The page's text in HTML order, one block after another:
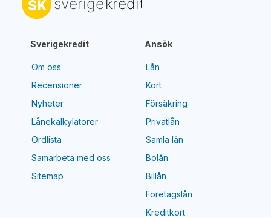
Sverigekredit
Om oss
Recensioner
Nyheter
Lånekalkylatorer
Ordlista
Samarbeta med oss
Sitemap
Ansök
Lån
Kort
Försäkring
Privatlån
Samla lån
Bolån
Billån
Företagslån
Kreditkort